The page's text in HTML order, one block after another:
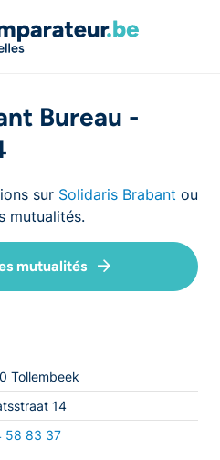
Bureau -
sur Solidaris Brabant ou
mutualités.
mutualités
Tollembeek
14
58 83 37